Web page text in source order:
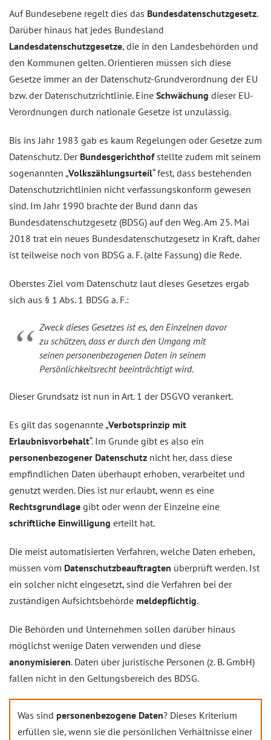
Auf Bundesebene regelt dies das Bundesdatenschutzgesetz.
Darüber hinaus hat jedes Bundesland
Landesdatenschutzgesetze, die in den Landesbehörden und
den Kommunen gelten. Orientieren müssen sich diese
Gesetze immer an der Datenschutz-Grundverordnung der EU
bzw. der Datenschutzrichtlinie. Eine Schwächung dieser EU-
Verordnungen durch nationale Gesetze ist unzulässig.
Bis ins Jahr 1983 gab es kaum Regelungen oder Gesetze zum
Datenschutz. Der Bundesgerichthof stellte zudem mit seinem
sogenannten „Volkszählungsurteil“ fest, dass bestehenden
Datenschutzrichtlinien nicht verfassungskonform gewesen
sind. Im Jahr 1990 brachte der Bund dann das
Bundesdatenschutzgesetz (BDSG) auf den Weg. Am 25. Mai
2018 trat ein neues Bundesdatenschutzgesetz in Kraft, daher
ist teilweise noch von BDSG a. F. (alte Fassung) die Rede.
Oberstes Ziel vom Datenschutz laut dieses Gesetzes ergab
sich aus § 1 Abs. 1 BDSG a. F.:
Zweck dieses Gesetzes ist es, den Einzelnen davor
zu schützen, dass er durch den Umgang mit
seinen personenbezogenen Daten in seinem
Persönlichkeitsrecht beeinträchtigt wird.
Dieser Grundsatz ist nun in Art. 1 der DSGVO verankert.
Es gilt das sogenannte „Verbotsprinzip mit
Erlaubnisvorbehalt“. Im Grunde gibt es also ein
personenbezogener Datenschutz nicht her, dass diese
empfindlichen Daten überhaupt erhoben, verarbeitet und
genutzt werden. Dies ist nur erlaubt, wenn es eine
Rechtsgrundlage gibt oder wenn der Einzelne eine
schriftliche Einwilligung erteilt hat.
Die meist automatisierten Verfahren, welche Daten erheben,
müssen vom Datenschutzbeauftragten überprüft werden. Ist
ein solcher nicht eingesetzt, sind die Verfahren bei der
zuständigen Aufsichtsbehörde meldepflichtig.
Die Behörden und Unternehmen sollen darüber hinaus
möglichst wenige Daten verwenden und diese
anonymisieren. Daten über juristische Personen (z. B. GmbH)
fallen nicht in den Geltungsbereich des BDSG.
Was sind personenbezogene Daten? Dieses Kriterium
erfüllen sie, wenn sie die persönlichen Verhältnisse einer